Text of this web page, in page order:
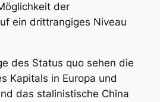
der
ein drittrangiges Niveau
des Status quo sehen die
Kapitals in Europa und
das stalinistische China